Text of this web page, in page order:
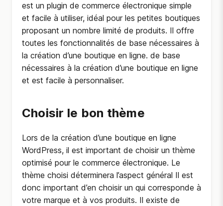
est un plugin de commerce électronique simple
et facile à utiliser, idéal pour les petites boutiques
proposant un nombre limité de produits. Il offre
toutes les fonctionnalités de base nécessaires à
la création d’une boutique en ligne. de base
nécessaires à la création d’une boutique en ligne
et est facile à personnaliser.
Choisir le bon thème
Lors de la création d’une boutique en ligne
WordPress, il est important de choisir un thème
optimisé pour le commerce électronique. Le
thème choisi déterminera l’aspect général Il est
donc important d’en choisir un qui corresponde à
votre marque et à vos produits. Il existe de